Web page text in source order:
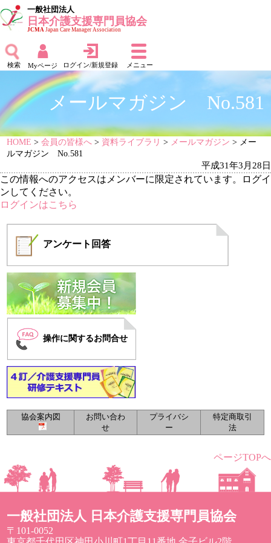
一般社団法人
日本介護支援専門員協会
JCMAJapan Care Manager Association
検索 Myページ ログイン/新規登録 メニュー
メールマガジン No.581
HOME >会員の皆様へ > 資料ライブラリ > メールマガジン > メー
ルマガジン No.581
平成31年3月28日
この情報へのアクセスはメンバーに限定されています。ログイ
ンしてください。
ログインはこちら
アンケート 回答
操作に関するお問合せ
ページTOPへ
一般社団法人 日本介護支援専門員協会
〒101-0052
協会案内図
お問い合わ
せ
プライバシ
ー
特定商取引
法